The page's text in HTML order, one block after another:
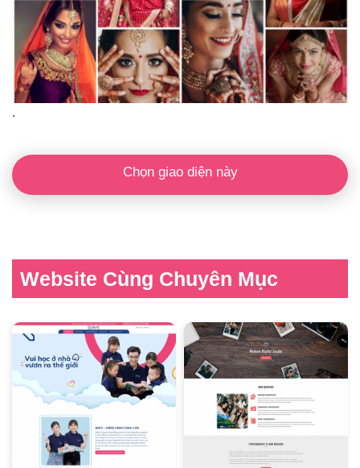
.
Chọn giao diện này
Website Cùng Chuyên Mục